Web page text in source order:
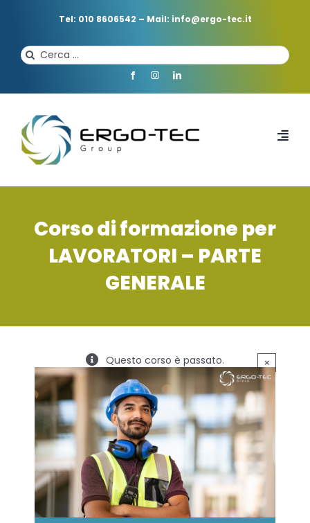
Tel: 010 8606542 – Mail: info@ergo-tec.it
Cerca
per:
HOME
CHI SIAMO
SERVIZI
FORMAZIONE
EVENTI NOVITÀ
CONTATTI
Corso di formazione per
LAVORATORI – PARTE
GENERALE
Questo corso è passato. ×